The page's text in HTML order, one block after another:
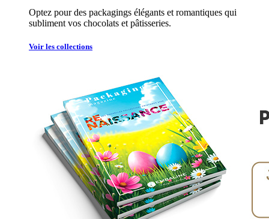
Optez pour des packagings élégants et romantiques qui
subliment vos chocolats et pâtisseries.
Voir les collections